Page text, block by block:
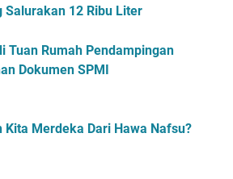
Salurakan 12 Ribu Liter
Tuan Rumah Pendampingan
Dokumen SPMI
Kita Merdeka Dari Hawa Nafsu?